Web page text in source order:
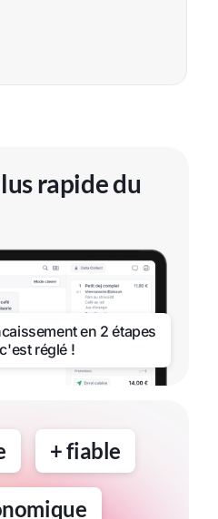
rapide du
en 2 étapes
réglé !
+ fiable